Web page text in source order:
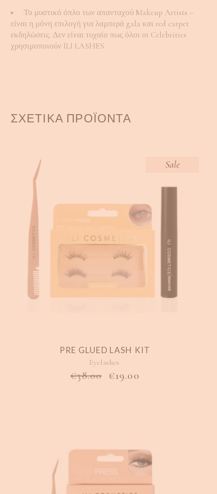
Το μυστικό όπλο των απανταχού Makeup Artists –
είναι η μόνη επιλογή για λαμπερά gala και red carpet
εκδηλώσεις. Δεν είναι τυχαίο πως όλοι οι Celebrities
χρησιμοποιούν ILI LASHES
ΣΧΕΤΙΚΆ ΠΡΟΪΌΝΤΑ
Sale
PRE GLUED LASH KIT
Eyelashes
€38.00 ORIGINAL
PRICE
€19.00